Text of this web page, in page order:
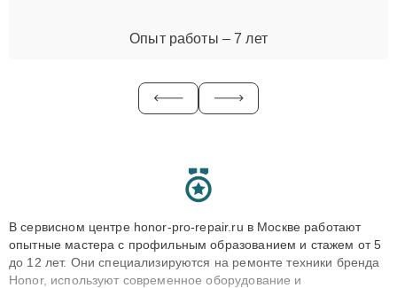
Опыт работы – 7 лет
В сервисном центре honor-pro-repair.ru в Москве работают
опытные мастера с профильным образованием и стажем от 5
до 12 лет. Они специализируются на ремонте техники бренда
Honor, используют современное оборудование и